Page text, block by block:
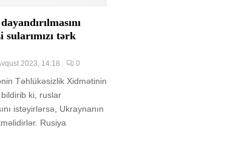
tərk
2023, 14:18 0
Təhlükəsizlik Xidmətinin
ki, ruslar
istəyirlərsə, Ukraynanın
Rusiya